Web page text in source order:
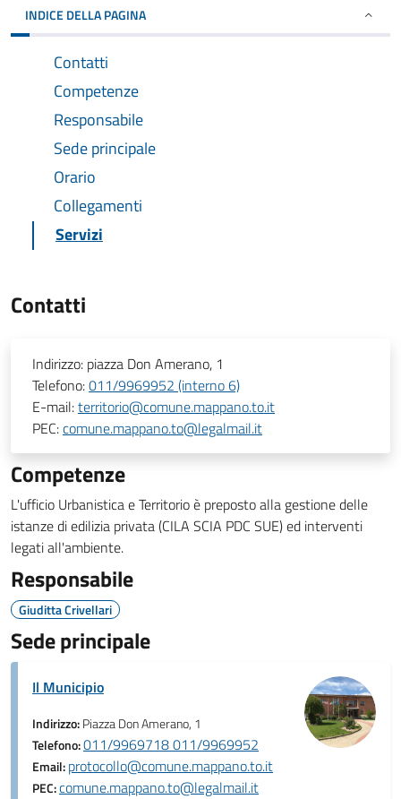
INDICE DELLA PAGINA
Contatti
Competenze
Responsabile
Sede principale
Orario
Collegamenti
Servizi
Contatti
Indirizzo: piazza Don Amerano, 1
Telefono:011/9969952 (interno 6)
E-mail:territorio@comune.mappano.to.it
PEC:comune.mappano.to@legalmail.it
Competenze
L'ufficio Urbanistica e Territorio è preposto alla gestione delle
istanze di edilizia privata (CILA SCIA PDC SUE) ed interventi
legati all'ambiente.
Responsabile
Giuditta Crivellari
Sede principale
Il Municipio
Indirizzo:Piazza Don Amerano, 1
Telefono:011/9969718 011/9969952
Email:protocollo@comune.mappano.to.it
PEC:comune.mappano.to@legalmail.it